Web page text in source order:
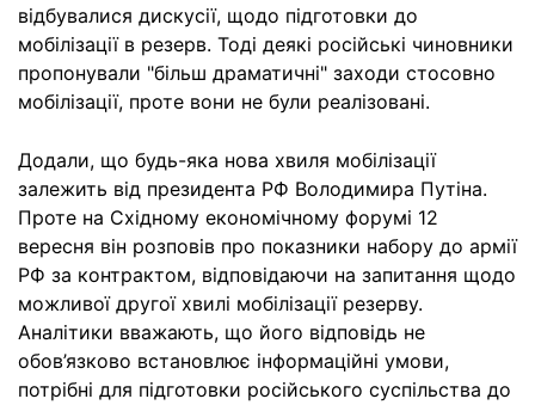
відбувалися дискусії, щодо підготовки до
мобілізації в резерв. Тоді деякі російські чиновники
пропонували "більш драматичні" заходи стосовно
мобілізації, проте вони не були реалізовані.
Додали, що будь-яка нова хвиля мобілізації
залежить від президента РФ Володимира Путіна.
Проте на Східному економічному форумі 12
вересня він розповів про показники набору до армії
РФ за контрактом, відповідаючи на запитання щодо
можливої другої хвилі мобілізації резерву.
Аналітики вважають, що його відповідь не
обов’язково встановлює інформаційні умови,
потрібні для підготовки російського суспільства до